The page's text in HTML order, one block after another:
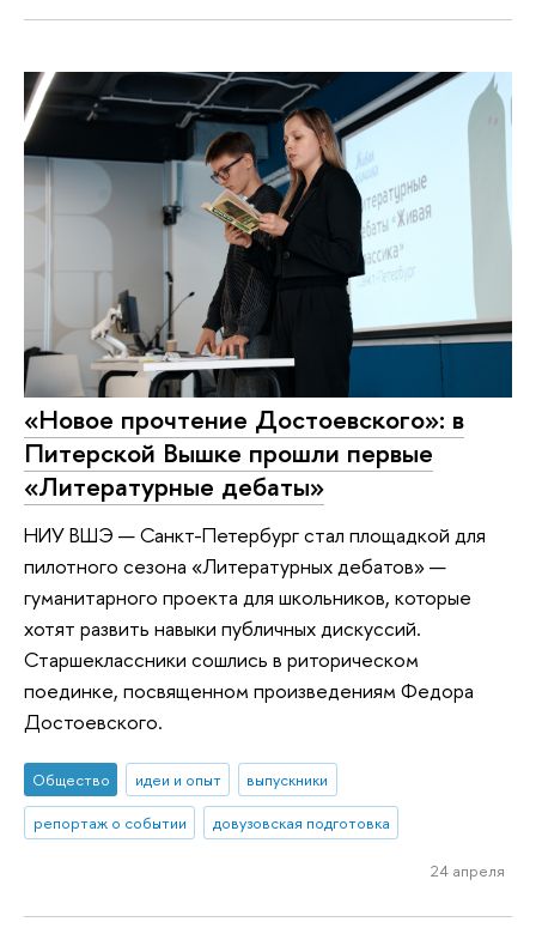
«Новое прочтение Достоевского»: в
Питерской Вышке прошли первые
«Литературные дебаты»
НИУ ВШЭ — Санкт-Петербург стал площадкой для
пилотного сезона «Литературных дебатов» —
гуманитарного проекта для школьников, которые
хотят развить навыки публичных дискуссий.
Старшеклассники сошлись в риторическом
поединке, посвященном произведениям Федора
Достоевского.
Общество идеи и опыт
выпускники
репортаж о событии
довузовская подготовка
24 апреля